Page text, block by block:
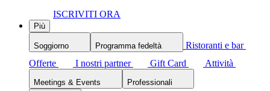
ISCRIVITI ORA
Più
Soggiorno Programma fedeltà
Ristoranti e bar
Offerte
I nostri partner Gift Card Attività
Meetings & Events Professionali